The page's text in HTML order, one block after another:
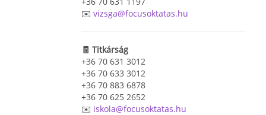
✉️ vizsga@focusoktatas.hu
🧾 Titkárság
+36 70 631 3012
+36 70 633 3012
+36 70 883 6878
+36 70 625 2652
✉️ iskola@focusoktatas.hu